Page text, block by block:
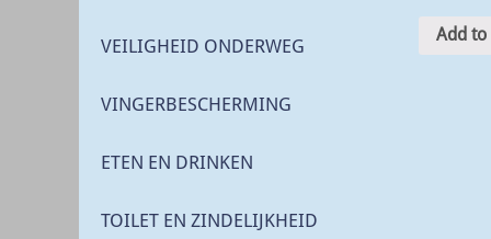
Add to
VEILIGHEID ONDERWEG
VINGERBESCHERMING
ETEN EN DRINKEN
TOILET EN ZINDELIJKHEID